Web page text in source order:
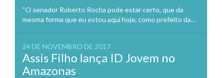
“O senador Roberto Rocha pode estar certo, que da
mesma forma que eu estou aqui hoje, como prefeito da...
24 DE NOVEMBRO DE 2017
Assis Filho lança ID Jovem no
Amazonas